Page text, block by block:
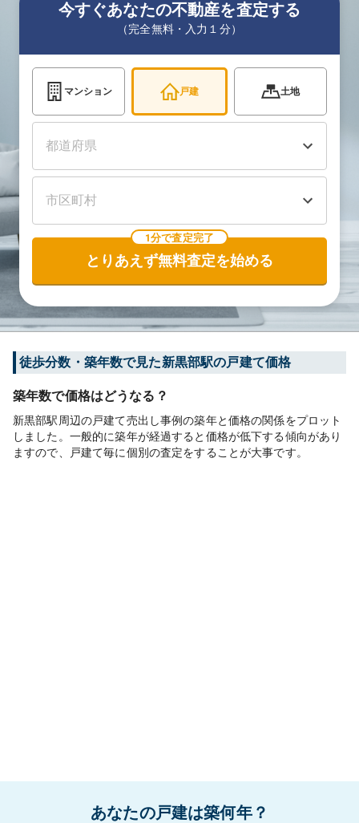
今すぐあなたの不動産を査定する
（完全無料・入力１分）
マンション 戸建 土地
1分で査定完了
とりあえず無料査定を始める
徒歩分数・築年数で見た新黒部駅の戸建て価格
築年数で価格はどうなる？
新黒部駅周辺の戸建て売出し事例の築年と価格の関係をプロット
しました。一般的に築年が経過すると価格が低下する傾向があり
ますので、戸建て毎に個別の査定をすることが大事です。
あなたの戸建は築何年？